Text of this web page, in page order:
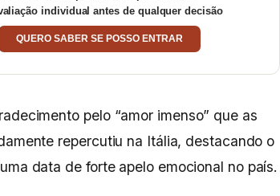
individual antes de qualquer decisão
QUERO SABER SE POSSO ENTRAR
pelo “amor imenso” que as
repercutiu na Itália, destacando o
data de forte apelo emocional no país.